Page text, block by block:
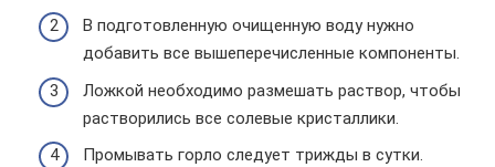
В подготовленную очищенную воду нужно
добавить все вышеперечисленные компоненты.
Ложкой необходимо размешать раствор, чтобы
растворились все солевые кристаллики.
Промывать горло следует трижды в сутки.